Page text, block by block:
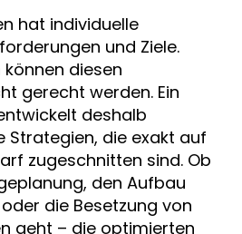
hat individuelle
und Ziele.
diesen
gerecht werden. Ein
deshalb
Strategien, die exakt auf
zugeschnitten sind. Ob
den Aufbau
die Besetzung von
geht – die optimierten